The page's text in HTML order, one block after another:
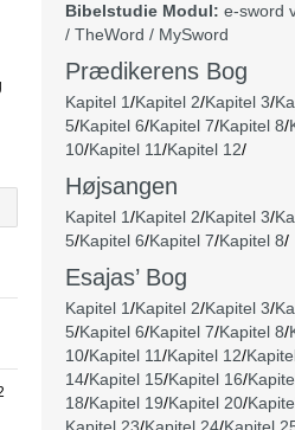
Bibelstudie Modul: e-sword
/ TheWord / MySword
Prædikerens Bog
Kapitel 1/Kapitel 2/Kapitel 3/
5/Kapitel 6/Kapitel 7/Kapitel 8/
10/Kapitel 11/Kapitel 12/
Højsangen
Kapitel 1/Kapitel 2/Kapitel 3/
5/Kapitel 6/Kapitel 7/Kapitel 8/
Esajas’ Bog
Kapitel 1/Kapitel 2/Kapitel 3/
5/Kapitel 6/Kapitel 7/Kapitel 8/
10/Kapitel 11/Kapitel 12/
14/Kapitel 15/Kapitel 16/
18/Kapitel 19/Kapitel 20/